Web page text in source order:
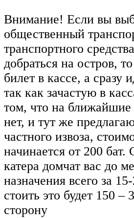
Внимание! Если вы
общественный
транспортного
добраться на остров,
билет в кассе, а сразу
так как зачастую в
том, что на ближайшие
нет, и тут же
частного извоза,
начинается от 200 бат.
катера домчат вас до
назначения всего за
стоить это будет 150 –
сторону